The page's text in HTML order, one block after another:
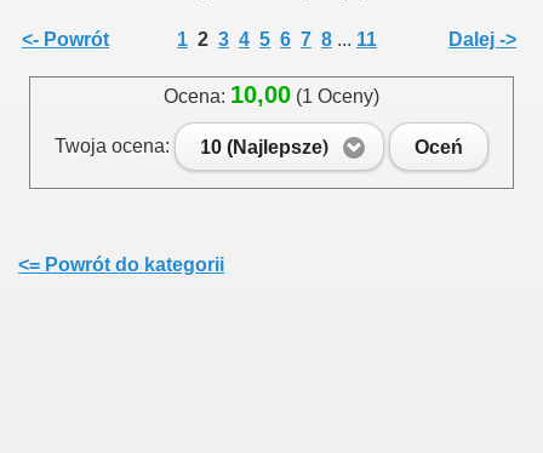
<- Powrót 1 2 3 4 5 6 7 8 ... 11 Dalej ->
Ocena: 10,00 (1 Oceny)
Twoja ocena: 10 (Najlepsze) Oceń
<= Powrót do kategorii